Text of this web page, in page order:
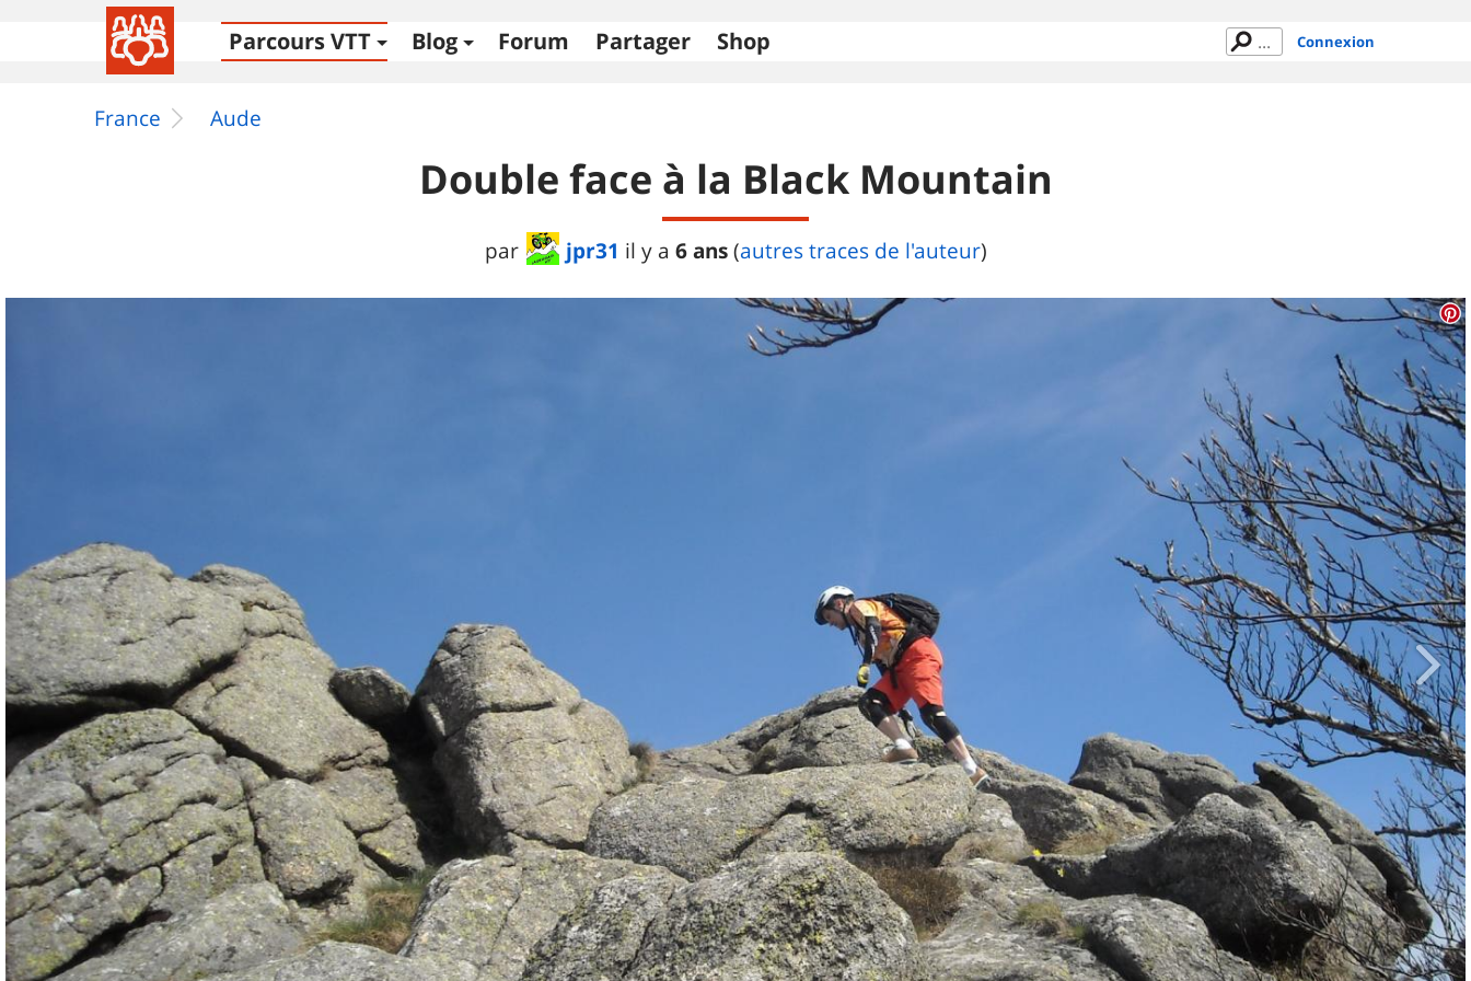
Parcours VTT Blog Forum Partager Shop Connexion
France Aude
Double face à la Black Mountain
par jpr31 il y a 6 ans (autres traces de l'auteur)